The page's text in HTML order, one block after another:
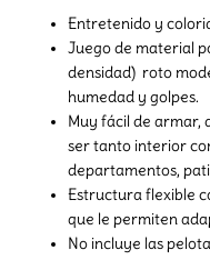
Entretenido y
Juego de material
densidad) roto
humedad y golpes.
Muy fácil de armar,
ser tanto interior
departamentos,
Estructura flexible
que le permiten
No incluye las